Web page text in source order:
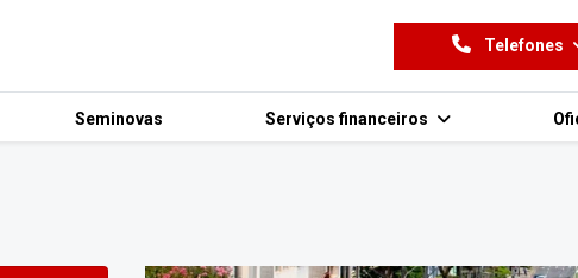
Telefones
Seminovas Serviços financeiros